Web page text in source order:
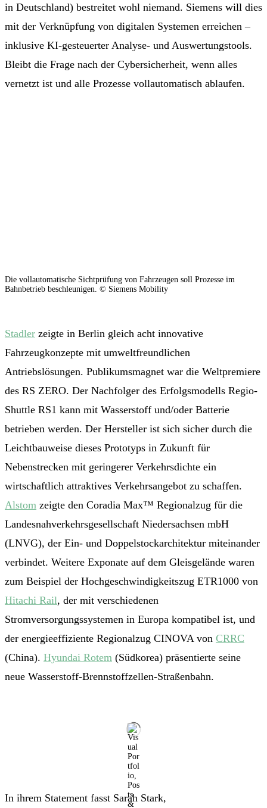
in Deutschland) bestreitet wohl niemand. Siemens will dies
mit der Verknüpfung von digitalen Systemen erreichen –
inklusive KI-gesteuerter Analyse- und Auswertungstools.
Bleibt die Frage nach der Cybersicherheit, wenn alles
vernetzt ist und alle Prozesse vollautomatisch ablaufen.
Die vollautomatische Sichtprüfung von Fahrzeugen soll Prozesse im
Bahnbetrieb beschleunigen. © Siemens Mobility
Stadler zeigte in Berlin gleich acht innovative
Fahrzeugkonzepte mit umweltfreundlichen
Antriebslösungen. Publikumsmagnet war die Weltpremiere
des RS ZERO. Der Nachfolger des Erfolgsmodells Regio-
Shuttle RS1 kann mit Wasserstoff und/oder Batterie
betrieben werden. Der Hersteller ist sich sicher durch die
Leichtbauweise dieses Prototyps in Zukunft für
Nebenstrecken mit geringerer Verkehrsdichte ein
wirtschaftlich attraktives Verkehrsangebot zu schaffen.
Alstom zeigte den Coradia Max™ Regionalzug für die
Landesnahverkehrsgesellschaft Niedersachsen mbH
(LNVG), der Ein- und Doppelstockarchitektur miteinander
verbindet. Weitere Exponate auf dem Gleisgelände waren
zum Beispiel der Hochgeschwindigkeitszug ETR1000 von
Hitachi Rail, der mit verschiedenen
Stromversorgungssystemen in Europa kompatibel ist, und
der energieeffiziente Regionalzug CINOVA von CRRC
(China). Hyundai Rotem (Südkorea) präsentierte seine
neue Wasserstoff-Brennstoffzellen-Straßenbahn.
In ihrem Statement fasst Sarah Stark,